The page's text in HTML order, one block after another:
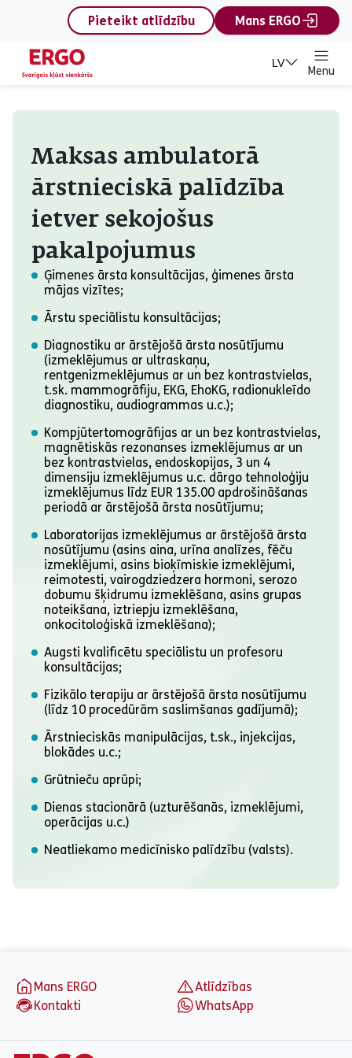
content
Pieteikt atlīdzību
Mans ERGO
LV
Menu
Maksas ambulatorā
ārstnieciskā palīdzība
ietver sekojošus
pakalpojumus
Ģimenes ārsta konsultācijas, ģimenes ārsta
mājas vizītes;
Ārstu speciālistu konsultācijas;
Diagnostiku ar ārstējošā ārsta nosūtījumu
(izmeklējumus ar ultraskaņu,
rentgenizmeklējumus ar un bez kontrastvielas,
t.sk. mammogrāfiju, EKG, EhoKG, radionukleīdo
diagnostiku, audiogrammas u.c.);
Kompjūtertomogrāfijas ar un bez kontrastvielas,
magnētiskās rezonanses izmeklējumus ar un
bez kontrastvielas, endoskopijas, 3 un 4
dimensiju izmeklējumus u.c. dārgo tehnoloģiju
izmeklējumus līdz EUR 135.00 apdrošināšanas
periodā ar ārstējošā ārsta nosūtījumu;
Laboratorijas izmeklējumus ar ārstējošā ārsta
nosūtījumu (asins aina, urīna analīzes, fēču
izmeklējumi, asins bioķīmiskie izmeklējumi,
reimotesti, vairogdziedzera hormoni, serozo
dobumu šķidrumu izmeklēšana, asins grupas
noteikšana, iztriepju izmeklēšana,
onkocitoloģiskā izmeklēšana);
Augsti kvalificētu speciālistu un profesoru
konsultācijas;
Fizikālo terapiju ar ārstējošā ārsta nosūtījumu
(līdz 10 procedūrām saslimšanas gadījumā);
Ārstnieciskās manipulācijas, t.sk., injekcijas,
blokādes u.c.;
Grūtnieču aprūpi;
Dienas stacionārā (uzturēšanās, izmeklējumi,
operācijas u.c.)
Neatliekamo medicīnisko palīdzību (valsts).
Mans ERGO
Atlīdzības
Kontakti
WhatsApp